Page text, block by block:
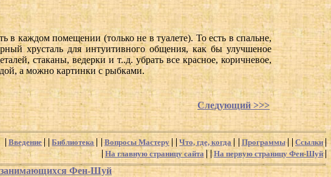
в каждом помещении (только не в туалете). То есть в спальне,
хрусталь для интуитивного общения, как бы улучшеное
стаканы, ведерки и т..д. убрать все красное, коричневое,
а можно картинки с рыбками.
Следующий >>>
Введение Библиотека Вопросы Мастеру Что, где, когда Программы
Ссылки
На главную страницу сайта
На первую страницу Фен-Шуй
занимающихся Фен-Шуй